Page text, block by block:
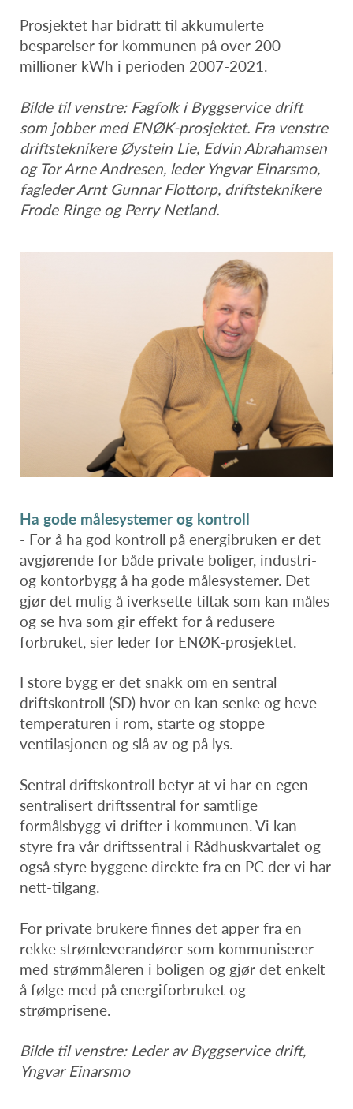
Prosjektet har bidratt til akkumulerte
besparelser for kommunen på over 200
millioner kWh i perioden 2007-2021.
Bilde til venstre: Fagfolk i Byggservice drift
som jobber med ENØK-prosjektet. Fra venstre
driftsteknikere Øystein Lie, Edvin Abrahamsen
og Tor Arne Andresen, leder Yngvar Einarsmo,
fagleder Arnt Gunnar Flottorp, driftsteknikere
Frode Ringe og Perry Netland.
Ha gode målesystemer og kontroll
- For å ha god kontroll på energibruken er det
avgjørende for både private boliger, industri-
og kontorbygg å ha gode målesystemer. Det
gjør det mulig å iverksette tiltak som kan måles
og se hva som gir effekt for å redusere
forbruket, sier leder for ENØK-prosjektet.
I store bygg er det snakk om en sentral
driftskontroll (SD) hvor en kan senke og heve
temperaturen i rom, starte og stoppe
ventilasjonen og slå av og på lys.
Sentral driftskontroll betyr at vi har en egen
sentralisert driftssentral for samtlige
formålsbygg vi drifter i kommunen. Vi kan
styre fra vår driftssentral i Rådhuskvartalet og
også styre byggene direkte fra en PC der vi har
nett-tilgang.
For private brukere finnes det apper fra en
rekke strømleverandører som kommuniserer
med strømmåleren i boligen og gjør det enkelt
å følge med på energiforbruket og
strømprisene.
Bilde til venstre: Leder av Byggservice drift,
Yngvar Einarsmo